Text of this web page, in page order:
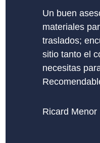
Un buen
materiales
traslados;
sitio tanto el
necesitas
Ricard Menor